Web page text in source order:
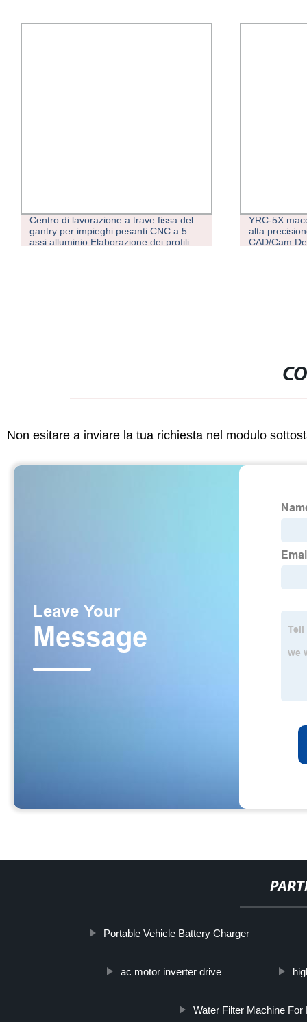
YRC-5X macchina fresatrice CNC ad
alta precisione con tecnologia
CAD/Cam Dental Milling
Tk6916
Non esitare a inviare la tua richiesta nel modulo
Portable Vehicle Battery Charger
ac motor inverter drive
Water Filter Machine For